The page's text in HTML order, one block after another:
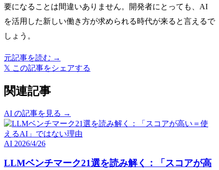
要になることは間違いありません。開発者にとっても、AI
を活用した新しい働き方が求められる時代が来ると言えるで
しょう。
元記事を読む →
𝕏 この記事をシェアする
関連記事
AI の記事を見る →
AI 2026/4/26
LLMベンチマーク21選を読み解く：「スコアが高